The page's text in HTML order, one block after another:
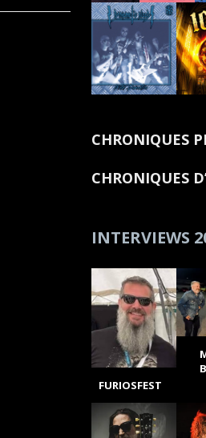
CHRONIQUES
CHRONIQUES
INTERVIEWS
FURIOSFEST